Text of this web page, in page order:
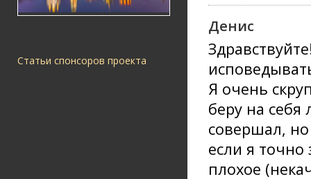
Статьи спонсоров проекта
Денис
Я очень
беру на
совершал,
если я точно
плохое